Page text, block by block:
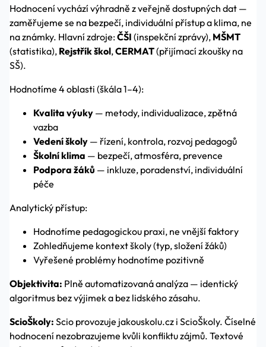
Hodnocení vychází výhradně z veřejně dostupných dat —
zaměřujeme se na bezpečí, individuální přístup a klima, ne
na známky. Hlavní zdroje:ČŠI (inspekční zprávy), MŠMT
(statistika), Rejstřík škol,CERMAT(přijímací zkoušky na
SŠ).
Hodnotíme 4 oblasti (škála 1–4):
Kvalita výuky — metody, individualizace, zpětná
vazba
Vedení školy — řízení, kontrola, rozvoj pedagogů
Školní klima — bezpečí, atmosféra, prevence
Podpora žáků — inkluze, poradenství, individuální
péče
Analytický přístup:
Hodnotíme pedagogickou praxi, ne vnější faktory
Zohledňujeme kontext školy (typ, složení žáků)
Vyřešené problémy hodnotíme pozitivně
Objektivita: Plně automatizovaná analýza — identický
algoritmus bez výjimek a bez lidského zásahu.
ScioŠkoly: Scio provozuje jakouskolu.cz i ScioŠkoly. Číselné
hodnocení nezobrazujeme kvůli konfliktu zájmů. Textové